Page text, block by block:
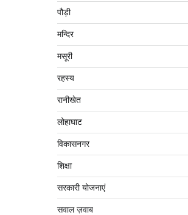
पौड़ी
मन्दिर
मसूरी
रहस्य
रानीखेत
लोहाघाट
विकासनगर
शिक्षा
सरकारी योजनाएं
सवाल ज़वाब